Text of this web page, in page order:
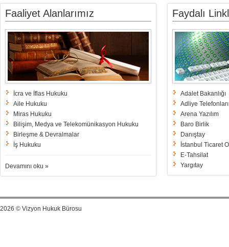
Faaliyet Alanlarımız
İcra ve İflas Hukuku
Aile Hukuku
Miras Hukuku
Bilişim, Medya ve Telekomünikasyon Hukuku
Birleşme & Devralmalar
İş Hukuku
Devamını oku »
Faydalı
Adalet Bakanlığı
Adliye Telefonları
Arena Yazılım
Baro Birlik
Danıştay
İstanbul Ticaret
E-Tahsilat
Yargıtay
2026 © Vizyon Hukuk Bürosu